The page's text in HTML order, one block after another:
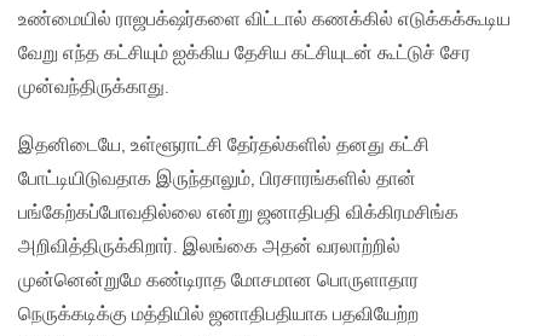
உண்மையில் ராஜபக்‌ஷர்களை விட்டால் கணக்கில் எடுக்கக்கூடிய
வேறு எந்த கட்சியும் ஐக்கிய தேசிய கட்சியுடன் கூட்டுச் சேர
முன்வந்திருக்காது.
இதனிடையே, உள்ளூராட்சி தேர்தல்களில் தனது கட்சி
போட்டியிடுவதாக இருந்தாலும், பிரசாரங்களில் தான்
பங்கேற்கப்போவதில்லை என்று ஜனாதிபதி விக்கிரமசிங்க
அறிவித்திருக்கிறார். இலங்கை அதன் வரலாற்றில்
முன்னென்றுமே கண்டிராத மோசமான பொருளாதார
நெருக்கடிக்கு மத்தியில் ஜனாதிபதியாக பதவியேற்ற